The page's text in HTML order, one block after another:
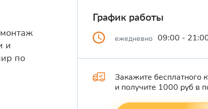
и
по
График работы
ежедневно 09:00 -
Закажите бесплатного
и получите 1000 руб в